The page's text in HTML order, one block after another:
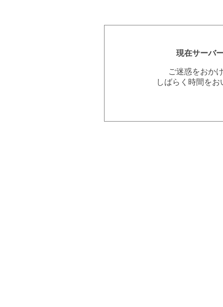
現在サーバ
ご迷惑をおか
しばらく時間を